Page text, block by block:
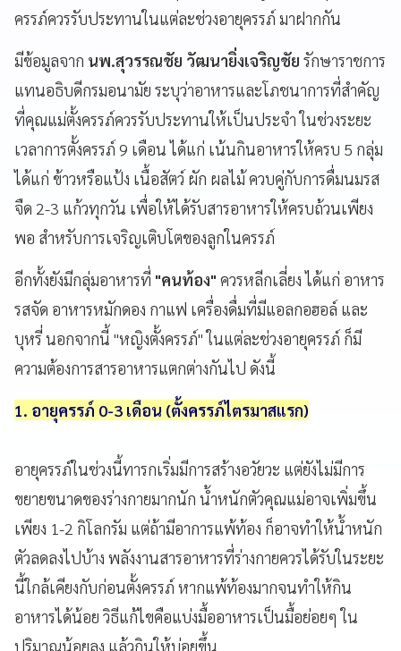
ครรภ์ควรรับประทานในแต่ละช่วงอายุครรภ์ มาฝากกัน
มีข้อมูลจาก นพ.สุวรรณชัย วัฒนายิ่งเจริญชัย รักษาราชการ
แทนอธิบดีกรมอนามัย ระบุว่าอาหารและโภชนาการที่สำคัญ
ที่คุณแม่ตั้งครรภ์ควรรับประทานให้เป็นประจำ ในช่วงระยะ
เวลาการตั้งครรภ์ 9 เดือน ได้แก่ เน้นกินอาหารให้ครบ 5 กลุ่ม
ได้แก่ ข้าวหรือแป้ง เนื้อสัตว์ ผัก ผลไม้ ควบคู่กับการดื่มนมรส
จืด 2-3 แก้วทุกวัน เพื่อให้ได้รับสารอาหารให้ครบถ้วนเพียง
พอ สำหรับการเจริญเติบโตของลูกในครรภ์
อีกทั้งยังมีกลุ่มอาหารที่ "คนท้อง" ควรหลีกเลี่ยง ได้แก่ อาหาร
รสจัด อาหารหมักดอง กาแฟ เครื่องดื่มที่มีแอลกอฮอล์ และ
บุหรี่ นอกจากนี้ "หญิงตั้งครรภ์" ในแต่ละช่วงอายุครรภ์ ก็มี
ความต้องการสารอาหารแตกต่างกันไป ดังนี้
1. อายุครรภ์ 0-3 เดือน (ตั้งครรภ์ไตรมาสแรก)
อายุครรภ์ในช่วงนี้ทารกเริ่มมีการสร้างอวัยวะ แต่ยังไม่มีการ
ขยายขนาดของร่างกายมากนัก น้ำหนักตัวคุณแม่อาจเพิ่มขึ้น
เพียง 1-2 กิโลกรัม แต่ถ้ามีอาการแพ้ท้อง ก็อาจทำให้น้ำหนัก
ตัวลดลงไปบ้าง พลังงานสารอาหารที่ร่างกายควรได้รับในระยะ
นี้ใกล้เคียงกับก่อนตั้งครรภ์ หากแพ้ท้องมากจนทำให้กิน
อาหารได้น้อย วิธีแก้ไขคือแบ่งมื้ออาหารเป็นมื้อย่อยๆ ใน
ปริมาณน้อยลง แล้วกินให้บ่อยขึ้น